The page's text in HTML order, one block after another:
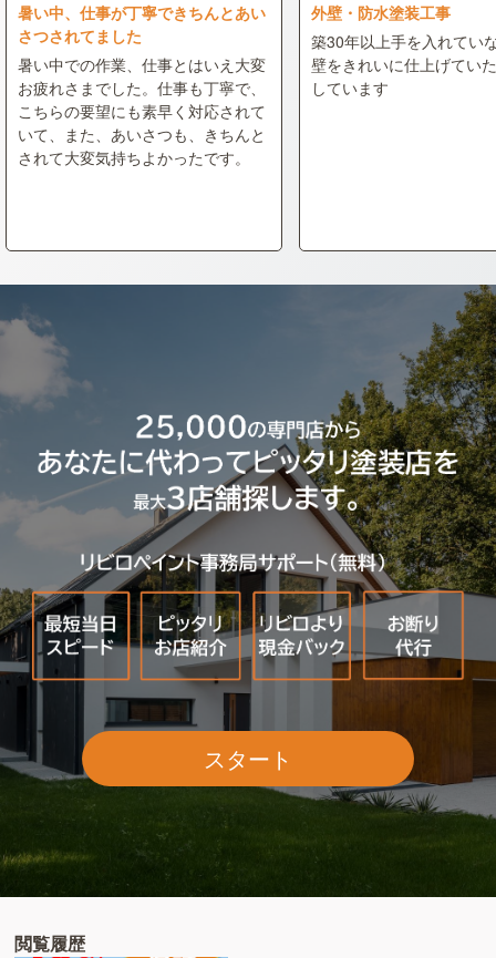
暑い中、仕事が丁寧できちんとあい
さつされてました
暑い中での作業、仕事とはいえ大変
お疲れさまでした。仕事も丁寧で、
こちらの要望にも素早く対応されて
いて、また、あいさつも、きちんと
されて大変気持ちよかったです。
外壁・防水塗装工事
築30年以上手を入れてい
壁をきれいに仕上げてい
しています
スタート
閲覧履歴